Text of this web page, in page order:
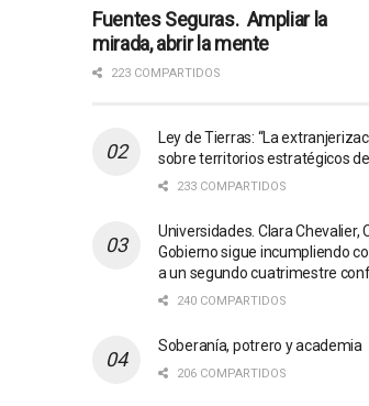
Fuentes Seguras. Ampliar la
mirada, abrir la mente
223 COMPARTIDOS
Ley de Tierras: “La
sobre territorios estratégicos
233 COMPARTIDOS
Universidades. Clara Chevalier,
Gobierno sigue incumpliendo
a un segundo cuatrimestre
240 COMPARTIDOS
Soberanía, potrero y academia
206 COMPARTIDOS